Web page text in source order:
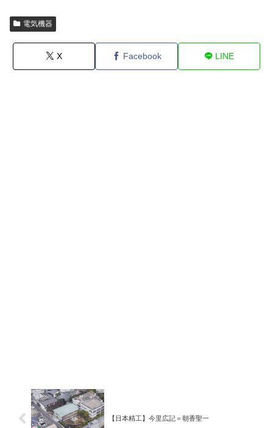
電気機器
X Facebook LINE
【日本精工】今里広記＝朝香聖一